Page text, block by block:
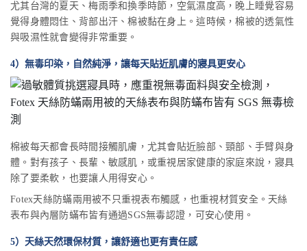
尤其台灣的夏天、梅雨季和換季時節，空氣濕度高，晚上睡覺容易
覺得身體悶住、背部出汗、棉被黏在身上。這時候，棉被的透氣性
與吸濕性就會變得非常重要。
4）無毒印染，自然純淨，讓每天貼近肌膚的寢具更安心
棉被每天都會長時間接觸肌膚，尤其會貼近臉部、頸部、手臂與身
體。對有孩子、長輩、敏感肌，或重視居家健康的家庭來說，寢具
除了要柔軟，也要讓人用得安心。
Fotex天絲防蟎兩用被不只重視表布觸感，也重視材質安全。天絲
表布與內層防蟎布皆有通過SGS無毒認證，可安心使用。
5）天絲天然環保材質，讓舒適也更有責任感